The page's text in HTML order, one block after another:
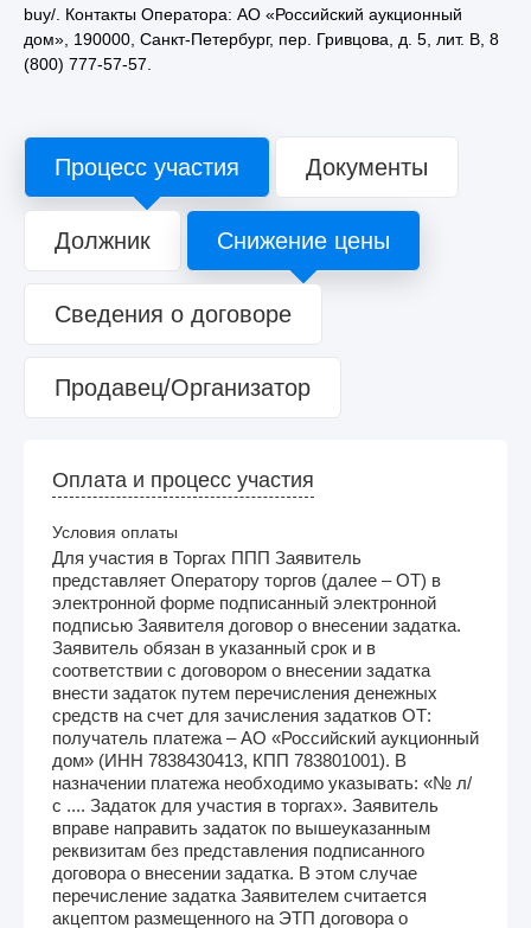
buy/. Контакты Оператора: АО «Российский аукционный
дом», 190000, Санкт-Петербург, пер. Гривцова, д. 5, лит. В, 8
(800) 777-57-57.
Процесс участия Документы
Должник Снижение цены
Сведения о договоре
Продавец/Организатор
Оплата и процесс участия
Условия оплаты
Для участия в Торгах ППП Заявитель
представляет Оператору торгов (далее – ОТ) в
электронной форме подписанный электронной
подписью Заявителя договор о внесении задатка.
Заявитель обязан в указанный срок и в
соответствии с договором о внесении задатка
внести задаток путем перечисления денежных
средств на счет для зачисления задатков ОТ:
получатель платежа – АО «Российский аукционный
дом» (ИНН 7838430413, КПП 783801001). В
назначении платежа необходимо указывать: «№ л/
с .... Задаток для участия в торгах». Заявитель
вправе направить задаток по вышеуказанным
реквизитам без представления подписанного
договора о внесении задатка. В этом случае
перечисление задатка Заявителем считается
акцептом размещенного на ЭТП договора о